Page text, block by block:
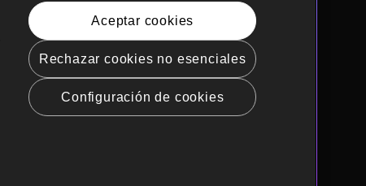
Aceptar cookies
Rechazar cookies no esenciales
Configuración de cookies